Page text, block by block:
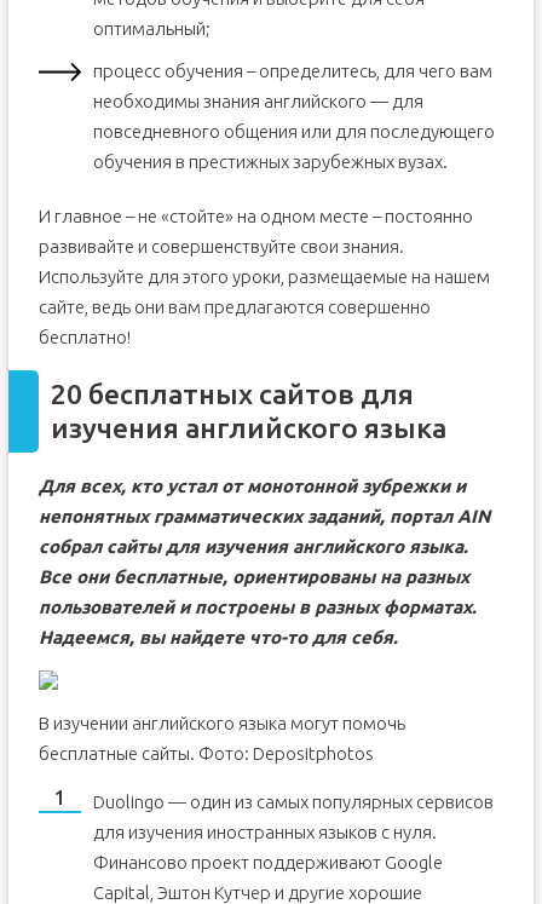
оптимальный;
процесс обучения – определитесь, для чего вам
необходимы знания английского — для
повседневного общения или для последующего
обучения в престижных зарубежных вузах.
И главное – не «стойте» на одном месте – постоянно
развивайте и совершенствуйте свои знания.
Используйте для этого уроки, размещаемые на нашем
сайте, ведь они вам предлагаются совершенно
бесплатно!
20 бесплатных сайтов для
изучения английского языка
Для всех, кто устал от монотонной зубрежки и
непонятных грамматических заданий, портал AIN
собрал сайты для изучения английского языка.
Все они бесплатные, ориентированы на разных
пользователей и построены в разных форматах.
Надеемся, вы найдете что-то для себя.
В изучении английского языка могут помочь
бесплатные сайты. Фото: Depositphotos
Duolingo — один из самых популярных сервисов
для изучения иностранных языков с нуля.
Финансово проект поддерживают Google
Capital, Эштон Кутчер и другие хорошие